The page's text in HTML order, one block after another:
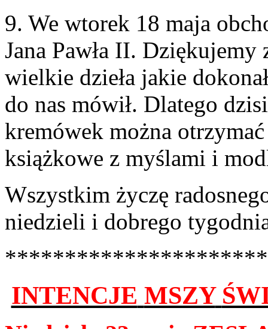
9. We wtorek 18 maja
Jana Pawła II. Dzięku­jemy
wielkie dzieła jakie
do nas mówił. Dlat­ego
kremówek można
książkowe z myślami i
Wszys­tkim życzę
niedzieli i dobrego
INTENCJE MSZY